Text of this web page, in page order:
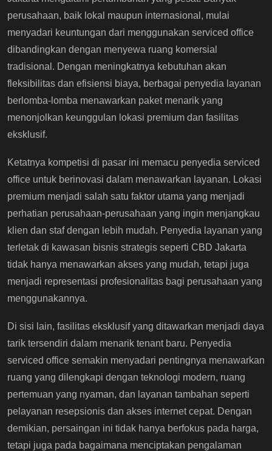
perusahaan, baik lokal maupun internasional, mulai
menyadari keuntungan dari menggunakan serviced office
dibandingkan dengan menyewa ruang komersial
tradisional. Dengan meningkatnya kebutuhan akan
fleksibilitas dan efisiensi biaya, berbagai penyedia layanan
berlomba-lomba menawarkan paket menarik yang
menonjolkan keunggulan lokasi premium dan fasilitas
eksklusif.
Ketatnya kompetisi di pasar ini memacu penyedia serviced
office untuk berinovasi dalam menawarkan layanan. Lokasi
premium menjadi salah satu faktor utama yang menjadi
perhatian perusahaan-perusahaan yang ingin menjangkau
klien dan staf dengan lebih mudah. Penyedia layanan yang
terletak di kawasan bisnis strategis seperti CBD Jakarta
tidak hanya menawarkan akses yang mudah, tetapi juga
menjadi representasi profesionalitas bagi perusahaan yang
menggunakannya.
Di sisi lain, fasilitas eksklusif yang ditawarkan menjadi daya
tarik tersendiri dalam menarik tenant baru. Penyedia
serviced office semakin menyadari pentingnya menawarkan
ruang yang dilengkapi dengan teknologi modern, ruang
pertemuan yang nyaman, dan layanan tambahan seperti
pelayanan resepsionis dan akses internet cepat. Dengan
demikian, persaingan ini tidak hanya berfokus pada harga,
tetapi juga pada bagaimana menciptakan pengalaman